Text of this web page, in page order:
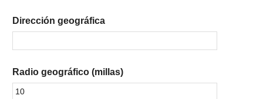
Dirección geográfica
Radio geográfico (millas)